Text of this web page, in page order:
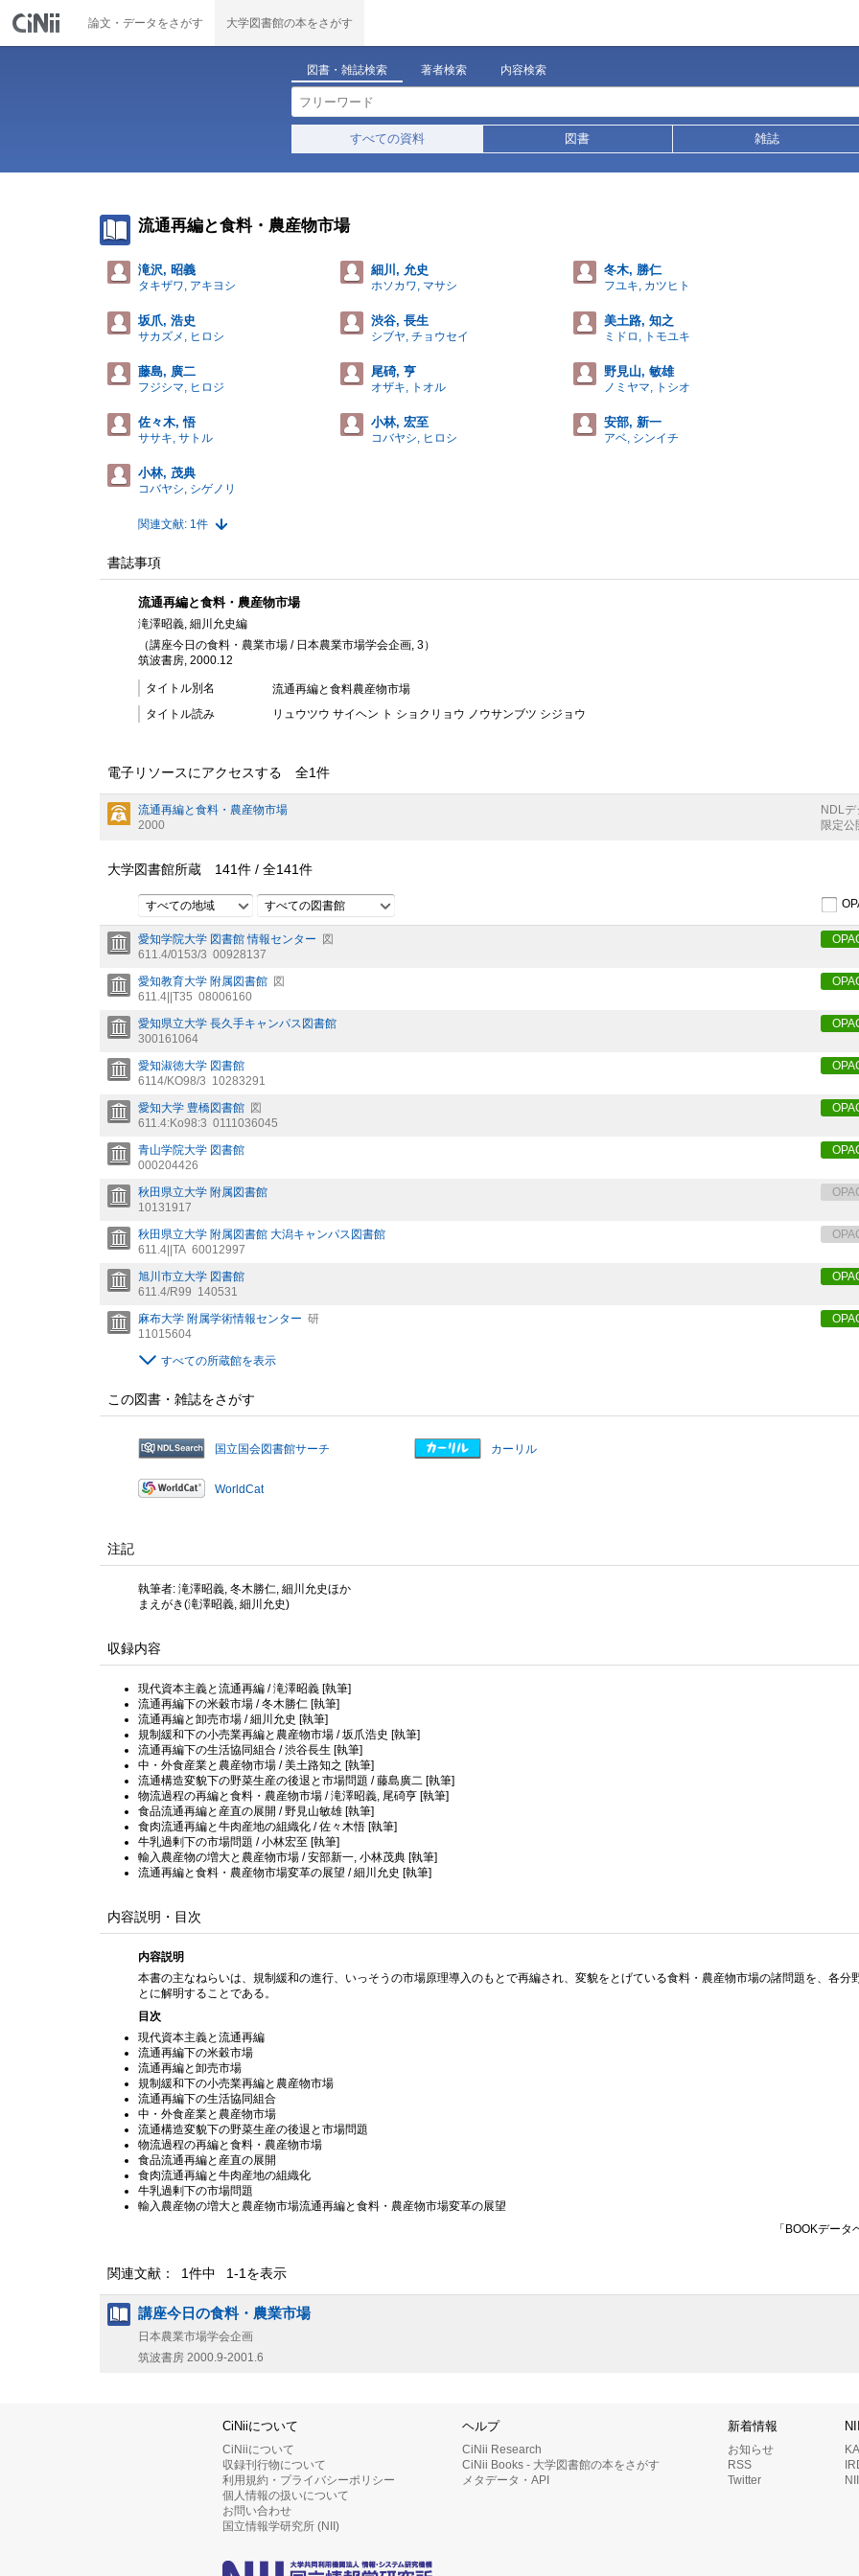
論文・データをさがす 大学図書館の本をさがす
図書・雑誌検索 著者検索 内容検索
すべての資料 図書 雑誌
流通再編と食料・農産物市場
滝沢, 昭義
タキザワ, アキヨシ
細川, 允史
ホソカワ, マサシ
冬木, 勝仁
フユキ, カツヒト
坂爪, 浩史
サカズメ, ヒロシ
渋谷, 長生
シブヤ, チョウセイ
美土路, 知之
ミドロ, トモユキ
藤島, 廣二
フジシマ, ヒロジ
尾碕, 亨
オザキ, トオル
野見山, 敏雄
ノミヤマ, トシオ
佐々木, 悟
ササキ, サトル
小林, 宏至
コバヤシ, ヒロシ
安部, 新一
アベ, シンイチ
小林, 茂典
コバヤシ, シゲノリ
関連文献: 1件
書誌事項
流通再編と食料・農産物市場
滝澤昭義, 細川允史編
（講座今日の食料・農業市場 / 日本農業市場学会企画, 3）
筑波書房, 2000.12
タイトル別名
流通再編と食料農産物市場
タイトル読み
リュウツウ サイヘン ト ショクリョウ ノウサンブツ シジョウ
電子リソースにアクセスする 全1件
流通再編と食料・農産物市場
2000
NDL
限定公
大学図書館所蔵 141件 / 全141件
すべての地域 すべての図書館
愛知学院大学 図書館 情報センター
図
611.4/0153/3 00928137
愛知教育大学 附属図書館 図
611.4||T35 08006160
愛知県立大学 長久手キャンパス図書館
300161064
愛知淑徳大学 図書館
6114/KO98/3 10283291
愛知大学 豊橋図書館 図
611.4:Ko98:3 0111036045
青山学院大学 図書館
000204426
秋田県立大学 附属図書館
10131917
秋田県立大学 附属図書館 大潟キャンパス図書館
611.4||TA 60012997
旭川市立大学 図書館
611.4/R99 140531
麻布大学 附属学術情報センター 研
11015604
すべての所蔵館を表示
この図書・雑誌をさがす
国立国会図書館サーチ カーリル
WorldCat
注記
執筆者: 滝澤昭義, 冬木勝仁, 細川允史ほか
まえがき(滝澤昭義, 細川允史)
収録内容
現代資本主義と流通再編 / 滝澤昭義 [執筆]
流通再編下の米穀市場 / 冬木勝仁 [執筆]
流通再編と卸売市場 / 細川允史 [執筆]
規制緩和下の小売業再編と農産物市場 / 坂爪浩史 [執筆]
流通再編下の生活協同組合 / 渋谷長生 [執筆]
中・外食産業と農産物市場 / 美土路知之 [執筆]
流通構造変貌下の野菜生産の後退と市場問題 / 藤島廣二 [執筆]
物流過程の再編と食料・農産物市場 / 滝澤昭義, 尾碕亨 [執筆]
食品流通再編と産直の展開 / 野見山敏雄 [執筆]
食肉流通再編と牛肉産地の組織化 / 佐々木悟 [執筆]
牛乳過剰下の市場問題 / 小林宏至 [執筆]
輸入農産物の増大と農産物市場 / 安部新一, 小林茂典 [執筆]
流通再編と食料・農産物市場変革の展望 / 細川允史 [執筆]
内容説明・目次
内容説明
本書の主なねらいは、規制緩和の進行、いっそうの市場原理導入のもとで再編され、変貌をとげている食料・農産物市場の諸問題を、各分
とに解明することである。
目次
現代資本主義と流通再編
流通再編下の米穀市場
流通再編と卸売市場
規制緩和下の小売業再編と農産物市場
流通再編下の生活協同組合
中・外食産業と農産物市場
流通構造変貌下の野菜生産の後退と市場問題
物流過程の再編と食料・農産物市場
食品流通再編と産直の展開
食肉流通再編と牛肉産地の組織化
牛乳過剰下の市場問題
輸入農産物の増大と農産物市場流通再編と食料・農産物市場変革の展望
「BOOKデー
関連文献： 1件中 1-1を表示
講座今日の食料・農業市場
日本農業市場学会企画
筑波書房 2000.9-2001.6
CiNiiについて
CiNiiについて
収録刊行物について
利用規約・プライバシーポリシー
個人情報の扱いについて
お問い合わせ
国立情報学研究所 (NII)
ヘルプ
CiNii Research
CiNii Books - 大学図書館の本をさがす
メタデータ・API
新着情報
お知らせ
RSS
Twitter